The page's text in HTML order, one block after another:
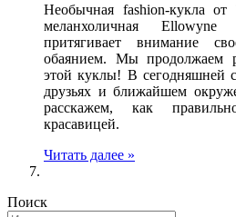
Необычная fashion-кукла от
меланхоличная
притягивает внимание
обаянием. Мы продолжаем
этой куклы! В сегодняшней
друзьях и ближайшем
расскажем, как
красавицей.
Читать далее »
Поиск